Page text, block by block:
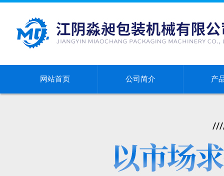
网站首页 公司简介 产